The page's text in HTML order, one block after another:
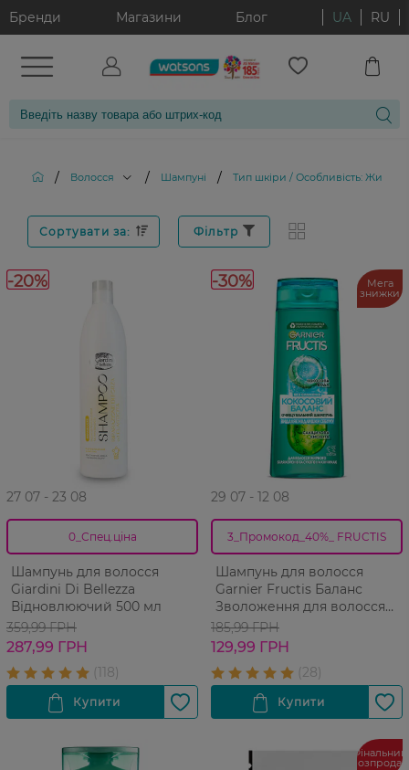
Бренди Магазини Блог UA RU
/ Волосся / Шампуні / Тип шкіри / Особливість: Жирна
Сортувати за: Фільтр
-20%
27 07 - 23 08
0_Спец.ціна
Шампунь для волосся
Giardini Di Bellezza
Відновлюючий 500 мл
359,99 ГРН
287,99 ГРН
-30% Мега
знижки
29 07 - 12 08
3_Промокод_40%_ FRUCTIS
Шампунь для волосся
Garnier Fructis Баланс
Зволоження для волосся
жирного біля коріння і
сухого на кінчиках 400 мл
185,99 ГРН
129,99 ГРН
Фінальний
розпродаж